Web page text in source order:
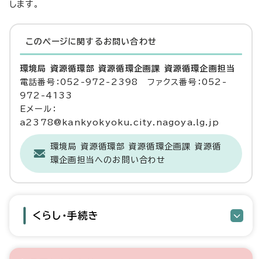
します。
このページに関する お問い合わせ
環境局 資源循環部 資源循環企画課 資源循環企画担当
電話番号：052-972-2398 ファクス番号：052-
972-4133
Eメール：
a2378@kankyokyoku.city.nagoya.lg.jp
環境局 資源循環部 資源循環企画課 資源循
環企画担当へのお問い合わせ
くらし・手続き